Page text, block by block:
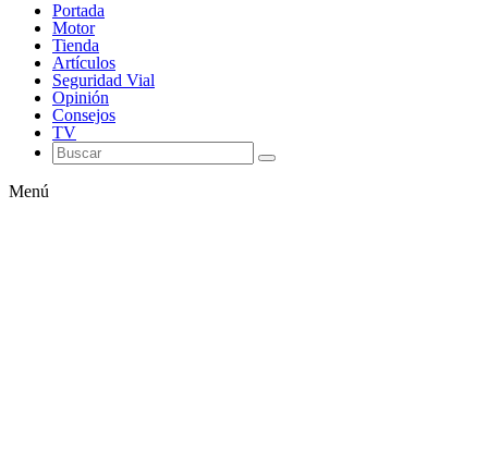
Portada
Motor
Tienda
Artículos
Seguridad Vial
Opinión
Consejos
TV
Menú